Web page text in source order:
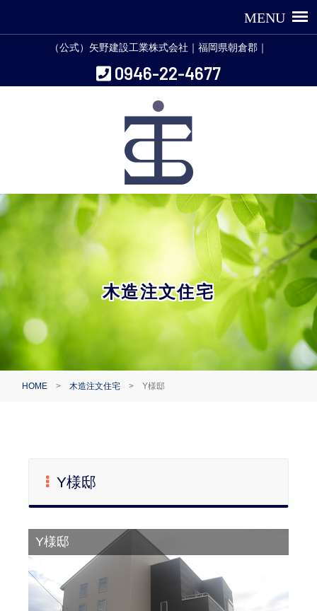
（公式）矢野建設工業株式会社｜福岡県朝倉郡｜
0946-22-4677
木造注文住宅
HOME >木造注文住宅 >Y様邸
Y様邸
Y様邸